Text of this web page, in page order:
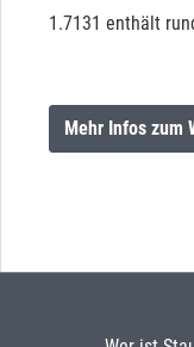
1.7131 enthält
Mehr Infos zum